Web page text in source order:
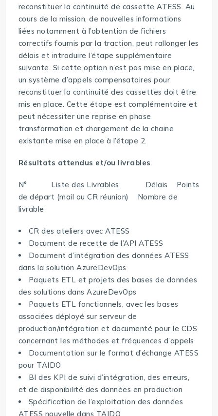
reconstituer la continuité de cassette ATESS. Au
cours de la mission, de nouvelles informations
liées notamment à l’obtention de fichiers
correctifs fournis par la traction, peut rallonger les
délais et introduire l’étape supplémentaire
suivante. Si cette option n’est pas mise en place,
un système d’appels compensatoires pour
reconstituer la continuité des cassettes doit être
mis en place. Cette étape est complémentaire et
peut nécessiter une reprise en phase
transformation et chargement de la chaine
existante mise en place à l’étape 2.
Résultats attendus et/ou livrables
N° Liste des Livrables Délais Points
de départ (mail ou CR réunion) Nombre de
livrable
CR des ateliers avec ATESS
Document de recette de l’API ATESS
Document d’intégration des données ATESS
dans la solution AzureDevOps
Paquets ETL et projets des bases de données
des solutions dans AzureDevOps
Paquets ETL fonctionnels, avec les bases
associées déployé sur serveur de
production/intégration et documenté pour le CDS
concernant les méthodes et fréquences d’appels
Documentation sur le format d’échange ATESS
pour TAIDO
BI des KPI de suivi d’intégration, des erreurs,
et de disponibilité des données en production
Spécification de l’exploitation des données
ATESS nouvelle dans TAIDO